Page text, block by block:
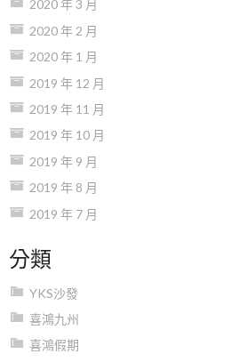
2020 年 3 月
2020 年 2 月
2020 年 1 月
2019 年 12 月
2019 年 11 月
2019 年 10 月
2019 年 9 月
2019 年 8 月
2019 年 7 月
分類
YKS沙發
喜鴻九州
喜鴻假期